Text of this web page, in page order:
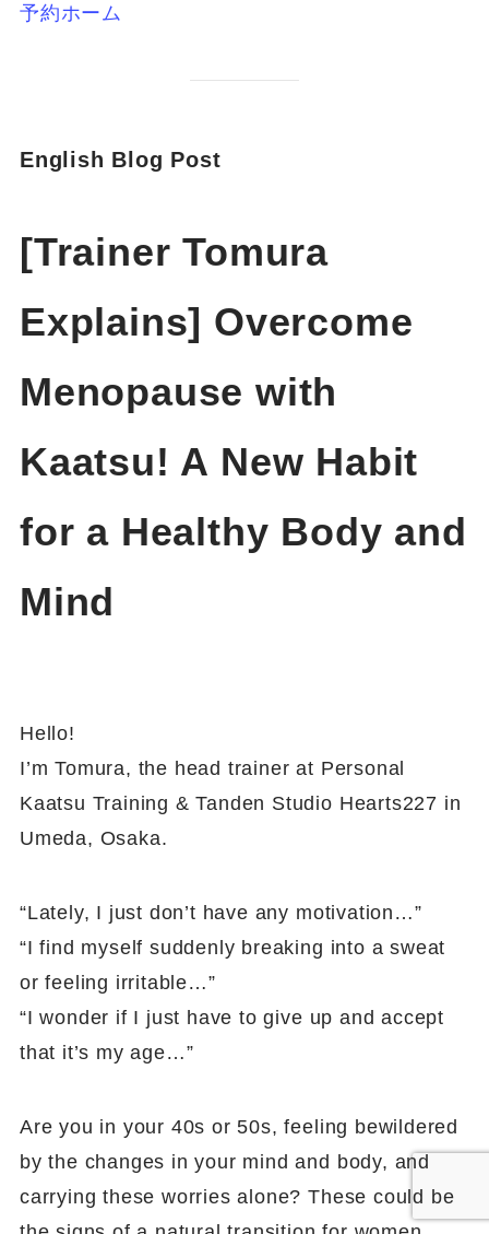
予約ホーム
English Blog Post
[Trainer Tomura
Explains] Overcome
Menopause with
Kaatsu! A New Habit
for a Healthy Body and
Mind
Hello!
I’m Tomura, the head trainer at Personal
Kaatsu Training & Tanden Studio Hearts227 in
Umeda, Osaka.
“Lately, I just don’t have any motivation…”
“I find myself suddenly breaking into a sweat
or feeling irritable…”
“I wonder if I just have to give up and accept
that it’s my age…”
Are you in your 40s or 50s, feeling bewildered
by the changes in your mind and body, and
carrying these worries alone? These could be